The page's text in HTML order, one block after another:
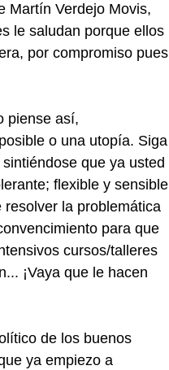
Martín Verdejo Movis,
le saludan porque ellos
por compromiso pues
piense así,
o una utopía. Siga
que ya usted
flexible y sensible
la problemática
para que
cursos/talleres
¡Vaya que le hacen
de los buenos
ya empiezo a